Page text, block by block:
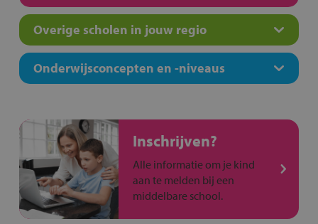
Overige scholen in jouw regio
Onderwijsconcepten en -niveaus
Inschrijven?
Alle informatie om je kind
aan te melden bij een
middelbare school.